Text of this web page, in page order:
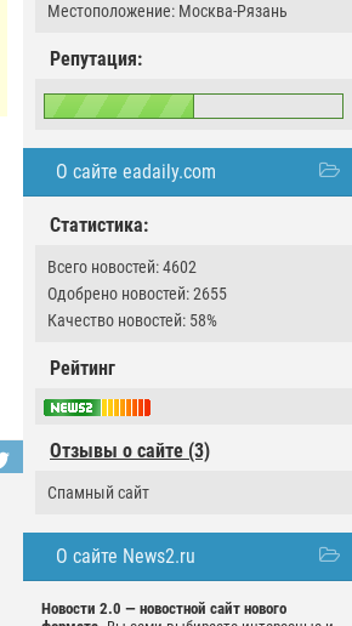
Местоположение: Москва-Рязань
Репутация:
О сайте eadaily.com
Статистика:
Всего новостей: 4602
Одобрено новостей: 2655
Качество новостей: 58%
Рейтинг
Отзывы о сайте (3)
Спамный сайт
О сайте News2.ru
Новости 2.0 — новостной сайт нового